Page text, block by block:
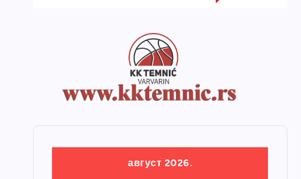
август 2026.